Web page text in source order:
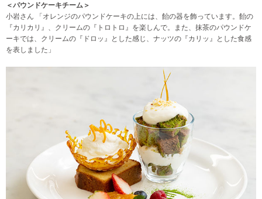
＜パウンドケーキチーム＞
小岩さん 「オレンジのパウンドケーキの上には、飴の器を飾っています。飴の
『カリカリ』、クリームの『トロトロ』を楽しんで。また、抹茶のパウンドケ
ーキでは、クリームの『ドロッ』とした感じ、ナッツの『カリッ』とした食感
を表しました」